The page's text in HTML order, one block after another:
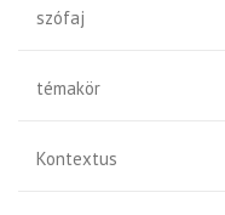
szófaj
témakör
Kontextus